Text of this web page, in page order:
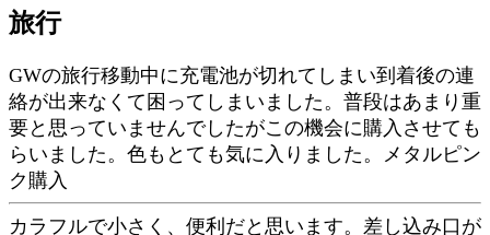
旅行
GWの旅行移動中に充電池が切れてしまい到着後の連
絡が出来なくて困ってしまいました。普段はあまり重
要と思っていませんでしたがこの機会に購入させても
らいました。色もとても気に入りました。メタルピン
ク購入
カラフルで小さく、便利だと思います。差し込み口が